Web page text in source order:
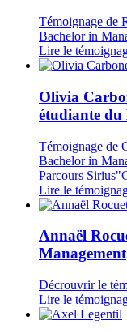
Témoignage de
Bachelor in
Lire le
Olivia
étudiante du
Témoignage de
Bachelor in
Parcours
Lire le
Annaël
Management
Décrouvrir le
Lire le